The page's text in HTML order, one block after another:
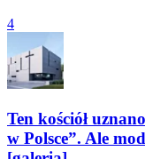
4
Ten kościół
w Polsce”. Ale